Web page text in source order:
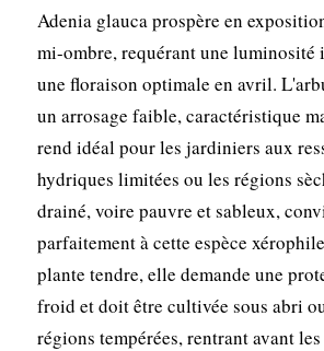
Adenia glauca prospère en
mi-ombre, requérant une luminosité
une floraison optimale en avril.
un arrosage faible, caractéristique
rend idéal pour les jardiniers aux
hydriques limitées ou les régions
drainé, voire pauvre et sableux,
parfaitement à cette espèce
plante tendre, elle demande une
froid et doit être cultivée sous abri
régions tempérées, rentrant avant